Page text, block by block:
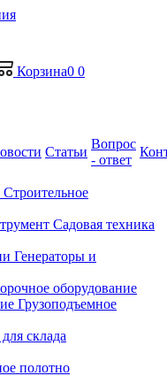
Корзина0 0
Статьи
Вопрос
- ответ
Строительное
Садовая техника
Генераторы и
оборудование
Грузоподъемное
склада
полотно